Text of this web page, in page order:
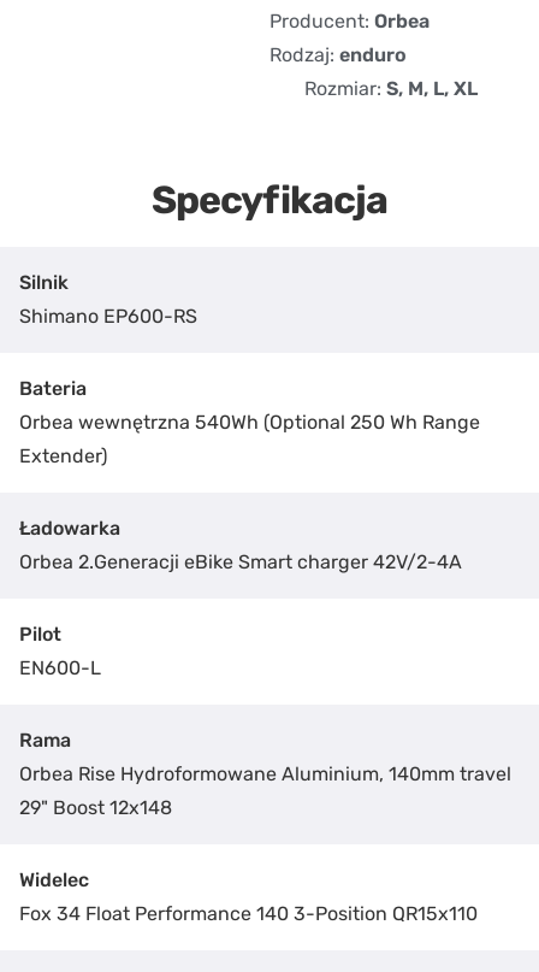
Producent: Orbea
Rodzaj: enduro
Rozmiar: S, M, L, XL
Specyfikacja
Silnik
Shimano EP600-RS
Bateria
Orbea wewnętrzna 540Wh (Optional 250 Wh Range
Extender)
Ładowarka
Orbea 2.Generacji eBike Smart charger 42V/2-4A
Pilot
EN600-L
Rama
Orbea Rise Hydroformowane Aluminium, 140mm travel
29" Boost 12x148
Widelec
Fox 34 Float Performance 140 3-Position QR15x110